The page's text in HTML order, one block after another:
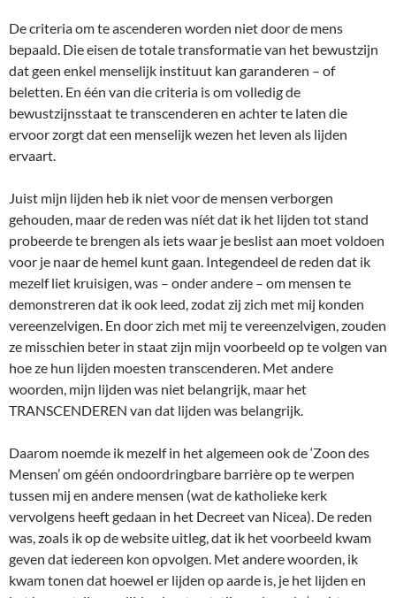
De criteria om te ascenderen worden niet door de mens
bepaald. Die eisen de totale transformatie van het bewustzijn
dat geen enkel menselijk instituut kan garanderen – of
beletten. En één van die criteria is om volledig de
bewustzijnsstaat te transcenderen en achter te laten die
ervoor zorgt dat een menselijk wezen het leven als lijden
ervaart.
Juist mijn lijden heb ik niet voor de mensen verborgen
gehouden, maar de reden was níét dat ik het lijden tot stand
probeerde te brengen als iets waar je beslist aan moet voldoen
voor je naar de hemel kunt gaan. Integendeel de reden dat ik
mezelf liet kruisigen, was – onder andere – om mensen te
demonstreren dat ik ook leed, zodat zij zich met mij konden
vereenzelvigen. En door zich met mij te vereenzelvigen, zouden
ze misschien beter in staat zijn mijn voorbeeld op te volgen van
hoe ze hun lijden moesten transcenderen. Met andere
woorden, mijn lijden was niet belangrijk, maar het
TRANSCENDEREN van dat lijden was belangrijk.
Daarom noemde ik mezelf in het algemeen ook de ‘Zoon des
Mensen’ om géén ondoordringbare barrière op te werpen
tussen mij en andere mensen (wat de katholieke kerk
vervolgens heeft gedaan in het Decreet van Nicea). De reden
was, zoals ik op de website uitleg, dat ik het voorbeeld kwam
geven dat iedereen kon opvolgen. Met andere woorden, ik
kwam tonen dat hoewel er lijden op aarde is, je het lijden en